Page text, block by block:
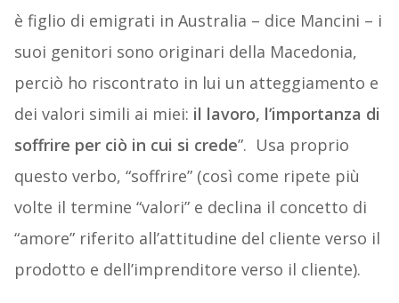
è figlio di emigrati in Australia – dice Mancini – i
suoi genitori sono originari della Macedonia,
perciò ho riscontrato in lui un atteggiamento e
dei valori simili ai miei: il lavoro, l’importanza di
soffrire per ciò in cui si crede”. Usa proprio
questo verbo, “soffrire” (così come ripete più
volte il termine “valori” e declina il concetto di
“amore” riferito all’attitudine del cliente verso il
prodotto e dell’imprenditore verso il cliente).